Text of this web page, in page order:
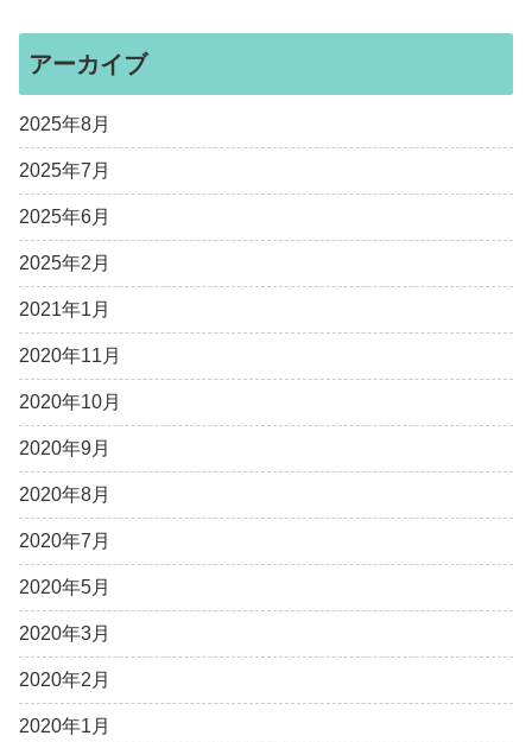
アーカイブ
2025年8月
2025年7月
2025年6月
2025年2月
2021年1月
2020年11月
2020年10月
2020年9月
2020年8月
2020年7月
2020年5月
2020年3月
2020年2月
2020年1月